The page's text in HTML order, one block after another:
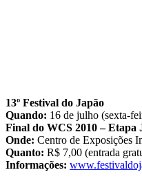
13º Festival do Japão
Quando: 16 de julho (sexta-
Final do WCS 2010 – Etapa
Onde: Centro de Exposições
Quanto: R$ 7,00 (entrada
Informações: